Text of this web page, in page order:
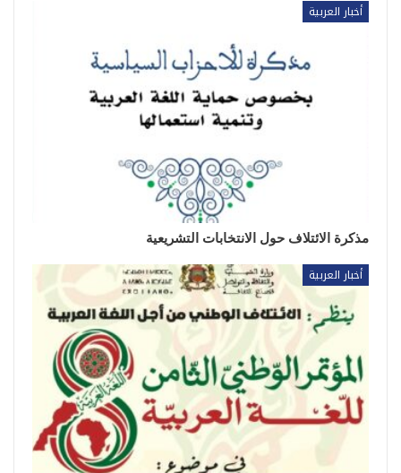
أخبار العربية
مذكرة الائتلاف حول الانتخابات التشريعية
أخبار العربية